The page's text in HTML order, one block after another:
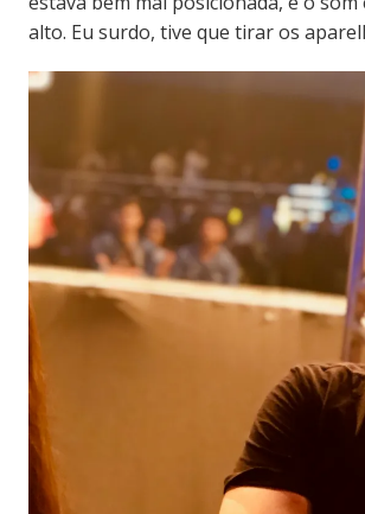
alto. Eu surdo, tive que tirar os